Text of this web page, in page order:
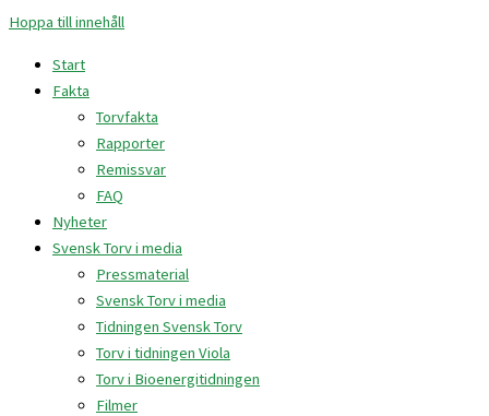
Hoppa till innehåll
Start
Fakta
Torvfakta
Rapporter
Remissvar
FAQ
Nyheter
Svensk Torv i media
Pressmaterial
Svensk Torv i media
Tidningen Svensk Torv
Torv i tidningen Viola
Torv i Bioenergitidningen
Filmer